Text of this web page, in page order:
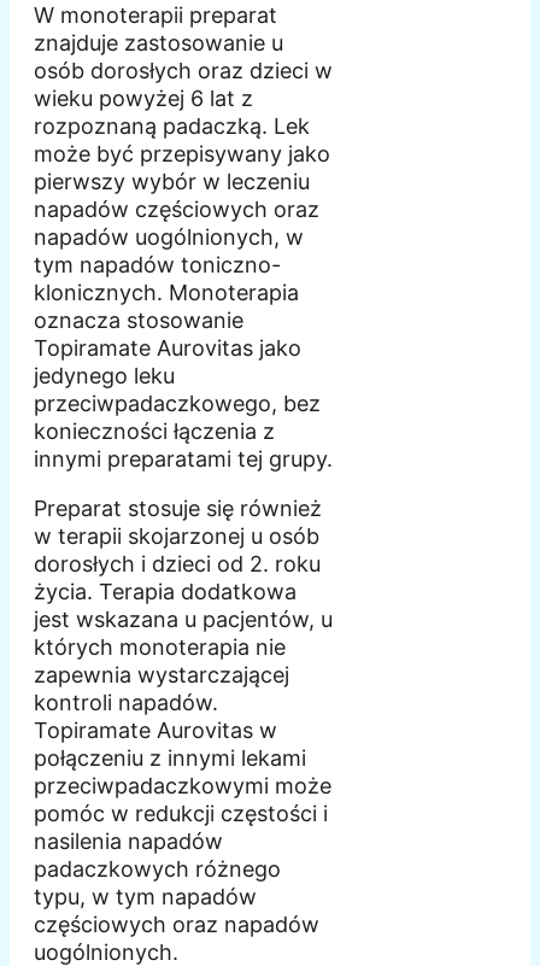
W monoterapii preparat
znajduje zastosowanie u
osób dorosłych oraz dzieci w
wieku powyżej 6 lat z
rozpoznaną padaczką. Lek
może być przepisywany jako
pierwszy wybór w leczeniu
napadów częściowych oraz
napadów uogólnionych, w
tym napadów toniczno-
klonicznych. Monoterapia
oznacza stosowanie
Topiramate Aurovitas jako
jedynego leku
przeciwpadaczkowego, bez
konieczności łączenia z
innymi preparatami tej grupy.
Preparat stosuje się również
w terapii skojarzonej u osób
dorosłych i dzieci od 2. roku
życia. Terapia dodatkowa
jest wskazana u pacjentów, u
których monoterapia nie
zapewnia wystarczającej
kontroli napadów.
Topiramate Aurovitas w
połączeniu z innymi lekami
przeciwpadaczkowymi może
pomóc w redukcji częstości i
nasilenia napadów
padaczkowych różnego
typu, w tym napadów
częściowych oraz napadów
uogólnionych.